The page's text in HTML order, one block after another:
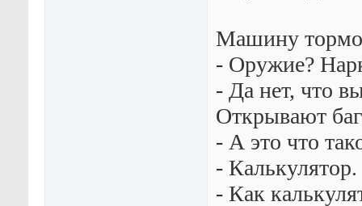
Машину
- Оружие?
- Да нет, что
Открывают
- А это что
- Калькулятор.
- Как